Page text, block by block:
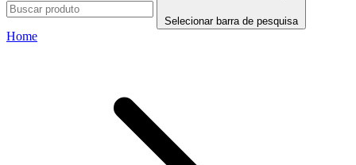
Selecionar barra de pesquisa
Home